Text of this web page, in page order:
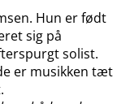
Hun er født
sig på
solist.
er musikken tæt